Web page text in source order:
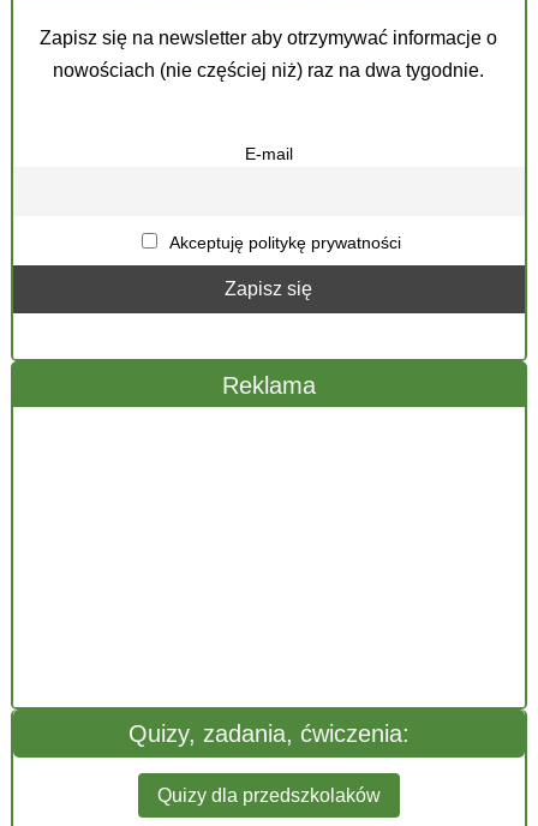
Zapisz się na newsletter aby otrzymywać informacje o
nowościach (nie częściej niż) raz na dwa tygodnie.
E-mail
Akceptuję politykę prywatności
Reklama
Quizy, zadania, ćwiczenia:
Quizy dla przedszkolaków